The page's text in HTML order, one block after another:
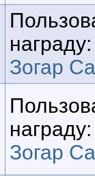
Зогар
Зогар